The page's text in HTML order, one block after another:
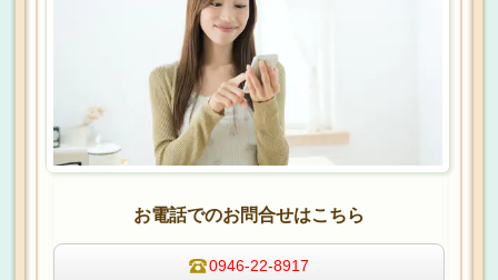
お電話でのお問合せはこちら
0946-22-8917